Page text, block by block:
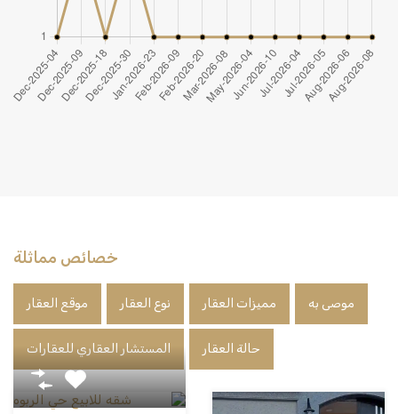
خصائص مماثلة
موصى به مميزات العقار نوع العقار موقع العقار
حالة العقار المستشار العقاري للعقارات